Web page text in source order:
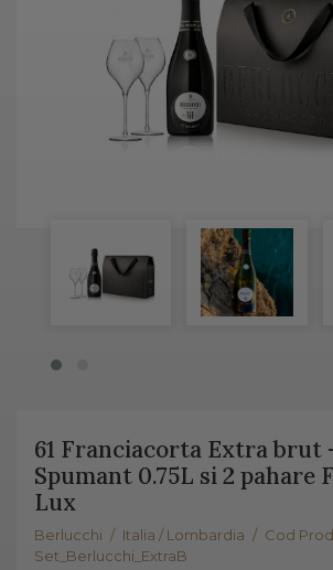
61 Franciacorta Extra brut
Spumant 0.75L si 2 pahare
Lux
Berlucchi / Italia / Lombardia / Cod
Set_Berlucchi_ExtraB